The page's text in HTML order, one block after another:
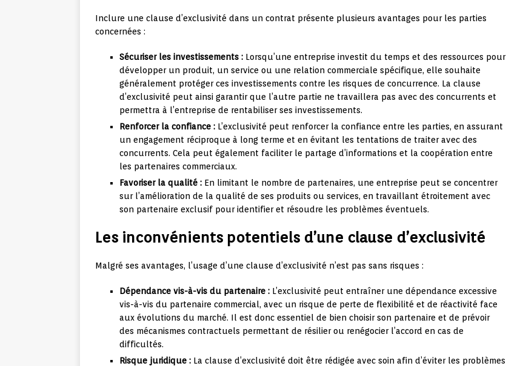
Inclure une clause d’exclusivité dans un contrat présente plusieurs avantages pour les parties
concernées :
Sécuriser les investissements : Lorsqu’une entreprise investit du temps et des ressources pour
développer un produit, un service ou une relation commerciale spécifique, elle souhaite
généralement protéger ces investissements contre les risques de concurrence. La clause
d’exclusivité peut ainsi garantir que l’autre partie ne travaillera pas avec des concurrents et
permettra à l’entreprise de rentabiliser ses investissements.
Renforcer la confiance : L’exclusivité peut renforcer la confiance entre les parties, en assurant
un engagement réciproque à long terme et en évitant les tentations de traiter avec des
concurrents. Cela peut également faciliter le partage d’informations et la coopération entre
les partenaires commerciaux.
Favoriser la qualité : En limitant le nombre de partenaires, une entreprise peut se concentrer
sur l’amélioration de la qualité de ses produits ou services, en travaillant étroitement avec
son partenaire exclusif pour identifier et résoudre les problèmes éventuels.
Les inconvénients potentiels d’une clause d’exclusivité
Malgré ses avantages, l’usage d’une clause d’exclusivité n’est pas sans risques :
Dépendance vis-à-vis du partenaire : L’exclusivité peut entraîner une dépendance excessive
vis-à-vis du partenaire commercial, avec un risque de perte de flexibilité et de réactivité face
aux évolutions du marché. Il est donc essentiel de bien choisir son partenaire et de prévoir
des mécanismes contractuels permettant de résilier ou renégocier l’accord en cas de
difficultés.
Risque juridique : La clause d’exclusivité doit être rédigée avec soin afin d’éviter les problèmes